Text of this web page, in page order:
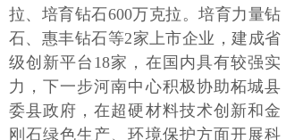
拉、培育钻石600万克拉。培育力量钻
石、惠丰钻石等2家上市企业，建成省
级创新平台18家，在国内具有较强实
力，下一步河南中心积极协助柘城县
委县政府，在超硬材料技术创新和金
刚石绿色生产、环境保护方面开展科